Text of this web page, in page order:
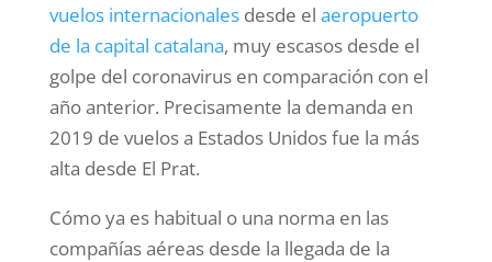
vuelos internacionalesdesde el aeropuerto
de la capital catalana, muy escasos desde el
golpe del coronavirus en comparación con el
año anterior. Precisamente la demanda en
2019 de vuelos a Estados Unidos fue la más
alta desde El Prat.
Cómo ya es habitual o una norma en las
compañías aéreas desde la llegada de la